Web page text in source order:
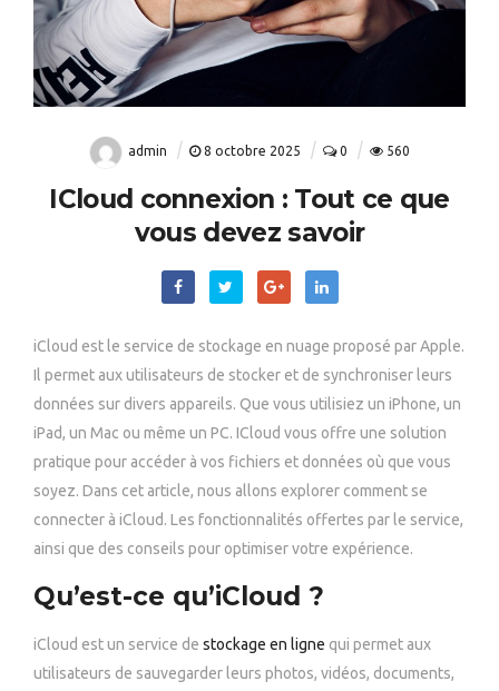
admin 8 octobre 2025 0 560
ICloud connexion : Tout ce que
vous devez savoir
iCloud est le service de stockage en nuage proposé par Apple.
Il permet aux utilisateurs de stocker et de synchroniser leurs
données sur divers appareils. Que vous utilisiez un iPhone, un
iPad, un Mac ou même un PC. ICloud vous offre une solution
pratique pour accéder à vos fichiers et données où que vous
soyez. Dans cet article, nous allons explorer comment se
connecter à iCloud. Les fonctionnalités offertes par le service,
ainsi que des conseils pour optimiser votre expérience.
Qu’est-ce qu’iCloud ?
iCloud est un service de stockage en ligne qui permet aux
utilisateurs de sauvegarder leurs photos, vidéos, documents,